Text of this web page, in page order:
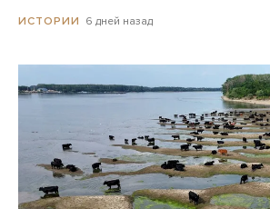
ИСТОРИИ 6 дней назад